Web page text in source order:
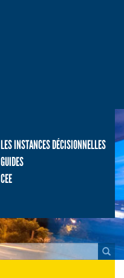
LES INSTANCES DÉCISIONNELLES
GUIDES
CEE